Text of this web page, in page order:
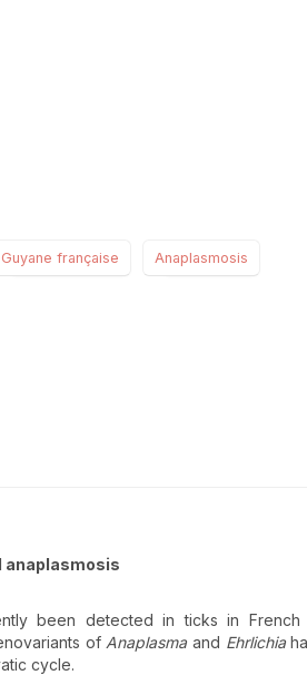
Guyane française Anaplasmosis
anaplasmosis
been detected in ticks in French
of Anaplasma and Ehrlichia
cycle.